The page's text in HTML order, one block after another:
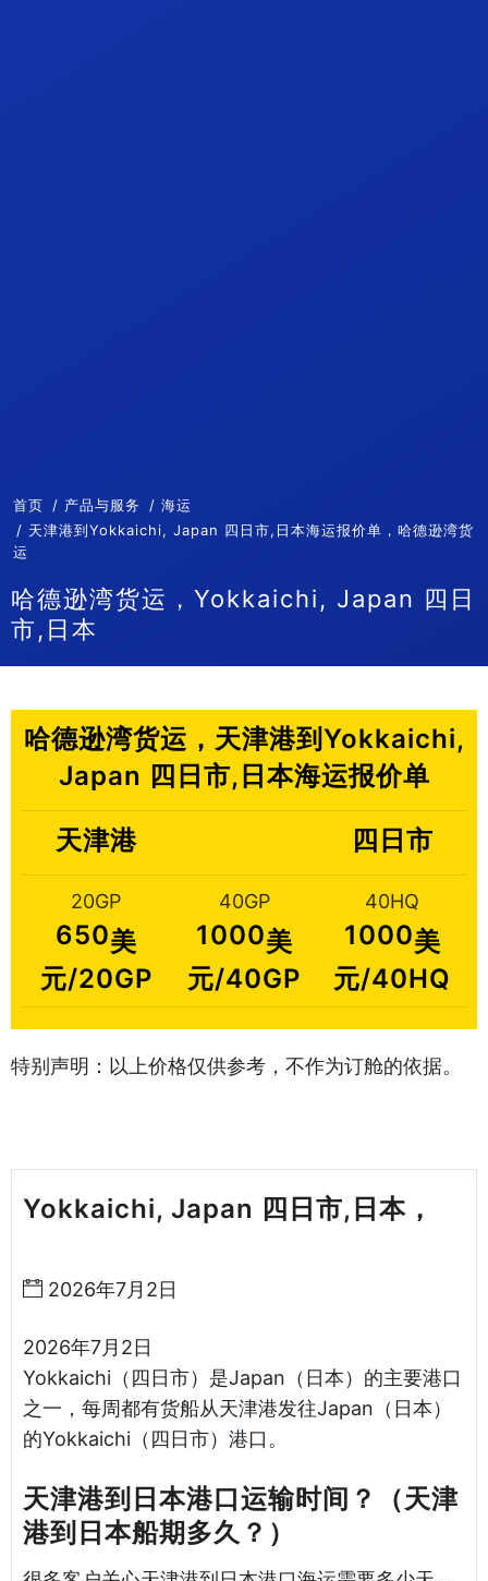
首页 产品与服务
海运
天津港到Yokkaichi, Japan 四日市,日本海运报价单，哈德逊湾货
运
哈德逊湾货运，Yokkaichi, Japan 四日
市,日本
哈德逊湾货运，天津港到Yokkaichi,
Japan 四日市,日本海运报价单
天津港 四日市
20GP
650美
元/20GP
40GP
1000美
元/40GP
40HQ
1000美
元/40HQ
特别声明：以上价格仅供参考，不作为订舱的依据。
Yokkaichi, Japan 四日市,日本，
2026年7月2日
2026年7月2日
Yokkaichi（四日市）是Japan（日本）的主要港口
之一，每周都有货船从天津港发往Japan（日本）
的Yokkaichi（四日市）港口。
天津港到日本港口运输时间？（天津
港到日本船期多久？）